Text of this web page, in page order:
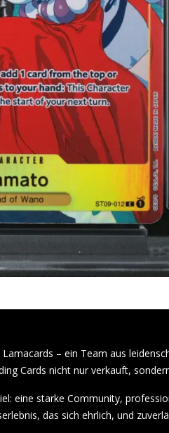
Lamacards – ein Team aus
Cards nicht nur verkauft,
eine starke Community,
das sich ehrlich, und